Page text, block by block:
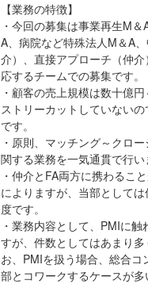
【業務の特徴】
・今回の募集は事業再生M
A、病院など特殊法人M＆A
介）、直接アプローチ（仲
応するチームでの募集です。
・顧客の売上規模は数十億
ストリーカットしていない
です。
・原則、マッチング～クロ
関する業務を一気通貫で行い
・仲介とFA両方に携わるこ
によりますが、当部として
度です。
・業務内容として、PMIに触
すが、件数としてはあまり
お、PMIを扱う場合、総合コ
部とコワークするケースが多